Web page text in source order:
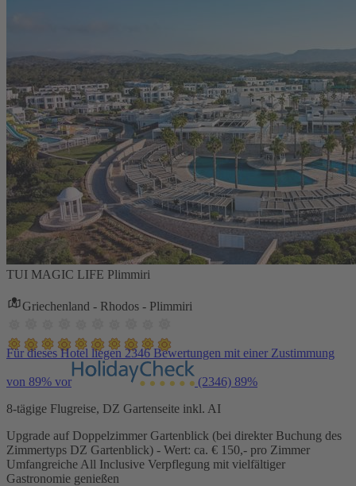
TUI MAGIC LIFE Plimmiri
Griechenland - Rhodos - Plimmiri
Für dieses Hotel liegen 2346 Bewertungen mit einer Zustimmung
von 89% vor (2346) 89%
8-tägige Flugreise, DZ Gartenseite inkl. AI
Upgrade auf Doppelzimmer Gartenblick (bei direkter Buchung des
Zimmertyps DZ Gartenblick) - Wert: ca. € 150,- pro Zimmer
Umfangreiche All Inclusive Verpflegung mit vielfältiger
Gastronomie genießen